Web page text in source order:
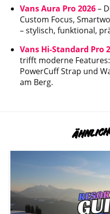
Vans Aura Pro 2026–
Custom Focus,
– stylisch, funktional,
Vans Hi-Standard Pro
trifft moderne
PowerCuff Strap und
am Berg.